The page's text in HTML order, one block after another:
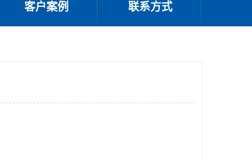
客户案例 联系方式